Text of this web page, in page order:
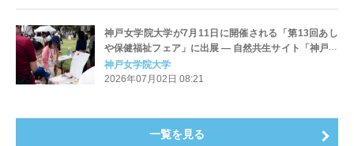
神戸女学院大学が7月11日に開催される「第13回あし
や保健福祉フェア」に出展 ― 自然共生サイト「神戸女
学院 愛神愛隣の森」の魅力を体感するアート体験ワ
ークショップを実施
神戸女学院大学
2026年07月02日 08:21
一覧を見る